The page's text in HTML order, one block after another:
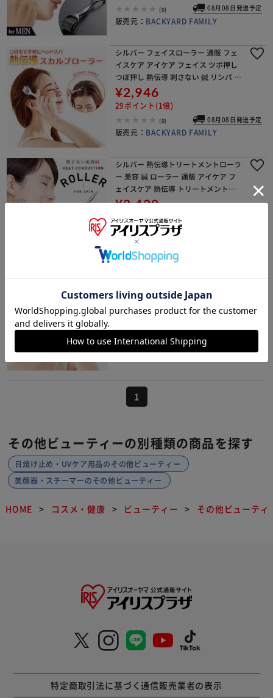
(0) 08月08日発送予定
販売元： BACKYARD FAMILY
シルバー フェイスローラー 通販 フェ
イスケア アイケア フェイス ツボ押し
つぼ押し 熱伝導 刺さない 鍼 リンパ 温
め 温かい 顔 首 バス お風呂 ギフト
¥2,946
29ポイント(1倍)
(0) 08月08日発送予定
販売元： BACKYARD FAMILY
シルバー 熱伝導トリートメントローラ
ー 美容 鍼 ローラー 通販 アイケア フ
ェイスケア 熱伝導 トリートメントロ
ーラー ツボ押し ミニ 首 フェイスロー
ント
¥2,420
24ポイント(1倍)
(0)
販売元：
っさ カッサ cassa roller フェイスロー
ラー 美顔ローラー フェイスライン フ
¥1,980
19ポイント(1倍)
(0)
販売元：BACKYARD FAMILY
1
その他ビューティーの別種類の商品を探す
日焼け止め・UVケア用品のその他ビューティー
美顔器・スチーマーのその他ビューティー
HOME コスメ・健康 ビューティー その他ビューティ
特定商取引法に基づく通信販売業者の表示